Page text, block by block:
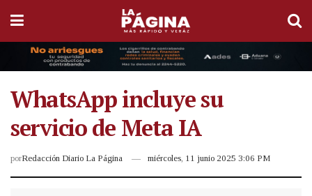
WhatsApp incluye su
servicio de Meta IA
porRedacción Diario La Página miércoles, 11 junio 2025 3:06 PM